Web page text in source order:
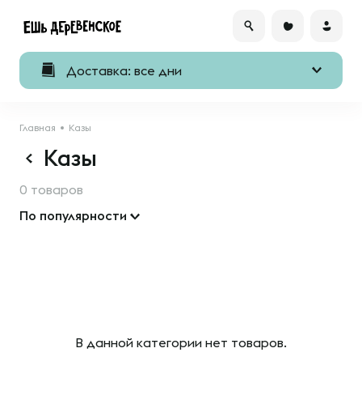
Доставка: все дни
Главная Казы
Казы
0 товаров
По популярности
В данной категории нет товаров.